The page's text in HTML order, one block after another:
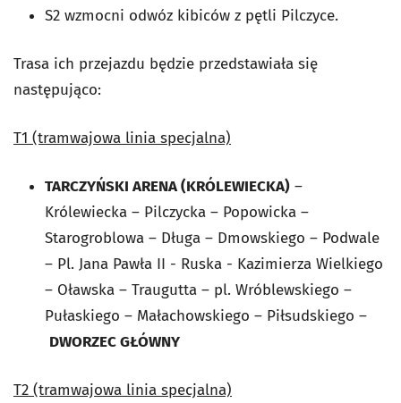
S2 wzmocni odwóz kibiców z pętli Pilczyce.
Trasa ich przejazdu będzie przedstawiała się
następująco:
T1 (tramwajowa linia specjalna)
TARCZYŃSKI ARENA (KRÓLEWIECKA) –
Królewiecka – Pilczycka – Popowicka –
Starogroblowa – Długa – Dmowskiego – Podwale
– Pl. Jana Pawła II - Ruska - Kazimierza Wielkiego
– Oławska – Traugutta – pl. Wróblewskiego –
Pułaskiego – Małachowskiego – Piłsudskiego –
DWORZEC GŁÓWNY
T2 (tramwajowa linia specjalna)